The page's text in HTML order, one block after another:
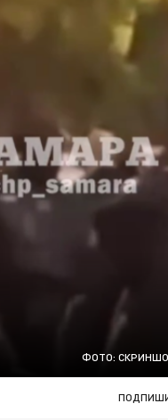
ФОТО: